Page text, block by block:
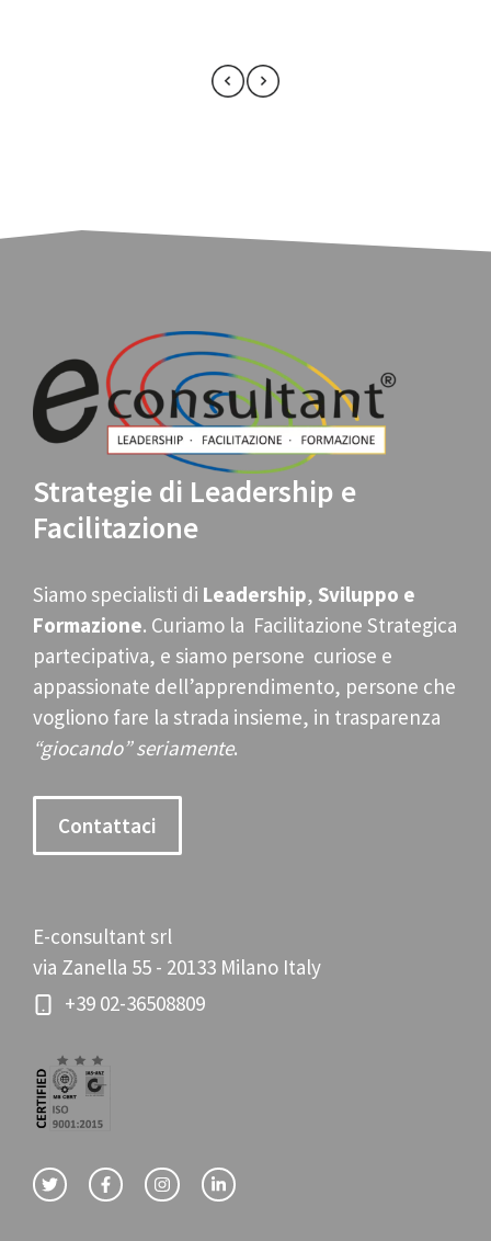
Strategie di Leadership e
Facilitazione
Siamo specialisti di Leadership, Sviluppo e
Formazione. Curiamo la Facilitazione Strategica
partecipativa, e siamo persone curiose e
appassionate dell’apprendimento, persone che
vogliono fare la strada insieme, in trasparenza
“giocando” seriamente.
Contattaci
E-consultant srl
via Zanella 55 - 20133 Milano Italy
+39 02-36508809